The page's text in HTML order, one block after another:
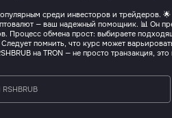
среди инвесторов и трейдеров.
— ваш надежный помощник. 📊 Он
Процесс обмена прост: выбираете
помнить, что курс может
на TRON — не просто транзакция,
RSHBRUB